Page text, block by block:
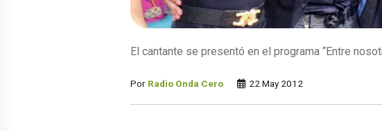
El cantante se presentó en el programa “Entre
Por Radio Onda Cero 22 May 2012